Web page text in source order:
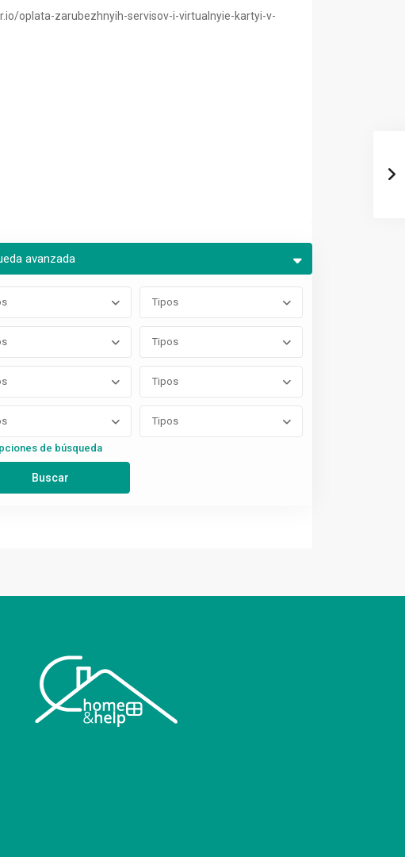
avanzada
Tipos
Tipos
Tipos
Tipos
de búsqueda
oplata-zarubezhnyih-servisov-i-virtualnyie-kartyi-v-